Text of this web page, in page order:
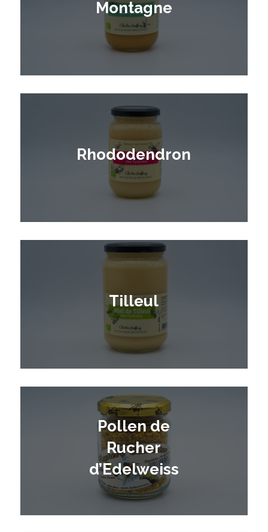
Montagne
Rhododendron
Tilleul
Pollen de
Rucher
d’Edelweiss